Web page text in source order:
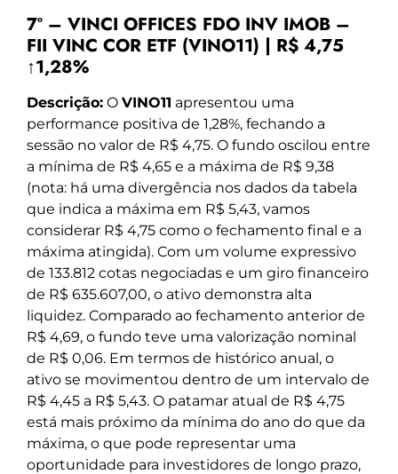
7º – VINCI OFFICES FDO INV IMOB –
FII VINC COR ETF (VINO11) | R$ 4,75
↑1,28%
Descrição: O VINO11 apresentou uma
performance positiva de 1,28%, fechando a
sessão no valor de R$ 4,75. O fundo oscilou entre
a mínima de R$ 4,65 e a máxima de R$ 9,38
(nota: há uma divergência nos dados da tabela
que indica a máxima em R$ 5,43, vamos
considerar R$ 4,75 como o fechamento final e a
máxima atingida). Com um volume expressivo
de 133.812 cotas negociadas e um giro financeiro
de R$ 635.607,00, o ativo demonstra alta
liquidez. Comparado ao fechamento anterior de
R$ 4,69, o fundo teve uma valorização nominal
de R$ 0,06. Em termos de histórico anual, o
ativo se movimentou dentro de um intervalo de
R$ 4,45 a R$ 5,43. O patamar atual de R$ 4,75
está mais próximo da mínima do ano do que da
máxima, o que pode representar uma
oportunidade para investidores de longo prazo,